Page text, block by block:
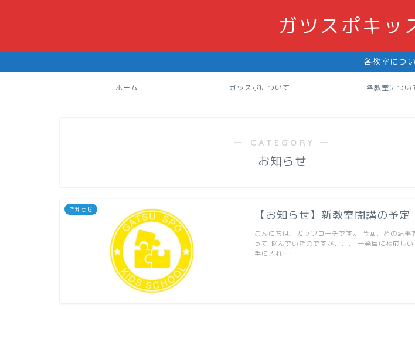
ガツスポキッ
各教室につ
ホーム ガツスポについて 各教室につい
― CATEGORY ―
お知らせ
お知らせ 【お知らせ】新教室開講の予定
こんにちは、ガッツコーチです。 今回、どの記事
って 悩んでいたのですが、、、 一発目に相応し
手に入れ …